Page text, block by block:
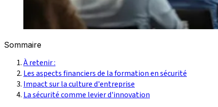
Sommaire
À retenir :
Les aspects financiers de la formation en sécurité
Impact sur la culture d'entreprise
La sécurité comme levier d'innovation